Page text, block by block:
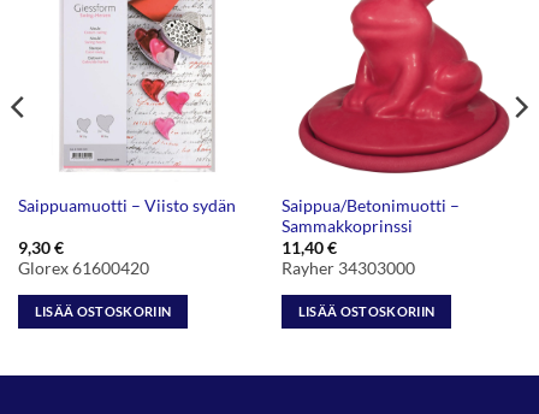
Saippuamuotti – Viisto sydän
9,30€
Glorex 61600420
LISÄÄ OSTOSKORIIN
Saippua/Betonimuotti –
Sammakkoprinssi
11,40€
Rayher 34303000
LISÄÄ OSTOSKORIIN